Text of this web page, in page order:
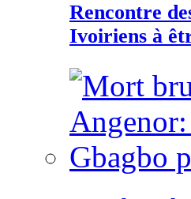
Rencontre
Ivoiriens à